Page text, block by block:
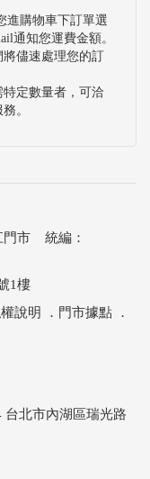
進購物車下訂單選
通知您運費金額。
儘速處理您的訂
定數量者，可洽
。
門市 統編：
1樓
說明 ． 門市據點 ．
台北市內湖區瑞光路